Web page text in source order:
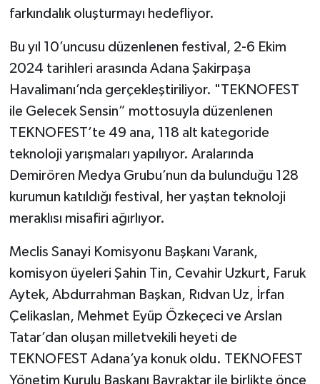
farkındalık oluşturmayı hedefliyor.
Bu yıl 10’uncusu düzenlenen festival, 2-6 Ekim
2024 tarihleri arasında Adana Şakirpaşa
Havalimanı’nda gerçekleştiriliyor. "TEKNOFEST
ile Gelecek Sensin” mottosuyla düzenlenen
TEKNOFEST’te 49 ana, 118 alt kategoride
teknoloji yarışmaları yapılıyor. Aralarında
Demirören Medya Grubu’nun da bulunduğu 128
kurumun katıldığı festival, her yaştan teknoloji
meraklısı misafiri ağırlıyor.
Meclis Sanayi Komisyonu Başkanı Varank,
komisyon üyeleri Şahin Tin, Cevahir Uzkurt, Faruk
Aytek, Abdurrahman Başkan, Rıdvan Uz, İrfan
Çelikaslan, Mehmet Eyüp Özkeçeci ve Arslan
Tatar’dan oluşan milletvekili heyeti de
TEKNOFEST Adana’ya konuk oldu. TEKNOFEST
Yönetim Kurulu Başkanı Bayraktar ile birlikte önce